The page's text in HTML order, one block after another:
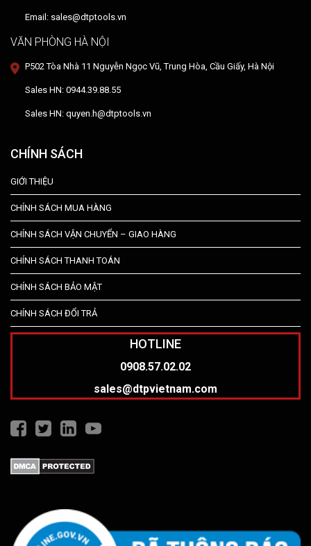
Email: sales@dtptools.vn
VĂN PHÒNG HÀ NỘI
P502 Tòa Nhà 11 Nguyễn Ngọc Vũ, Trung Hòa, Cầu Giấy, Hà Nội
Sales HN: 0944.39.88.55
Sales HN: quyen.h@dtptools.vn
CHÍNH SÁCH
GIỚI THIỆU
CHÍNH SÁCH MUA HÀNG
CHÍNH SÁCH VẬN CHUYỂN – GIAO HÀNG
CHÍNH SÁCH THANH TOÁN
CHÍNH SÁCH BẢO MẬT
CHÍNH SÁCH ĐỔI TRẢ
HOTLINE
0908.57.02.02
sales@dtpvietnam.com